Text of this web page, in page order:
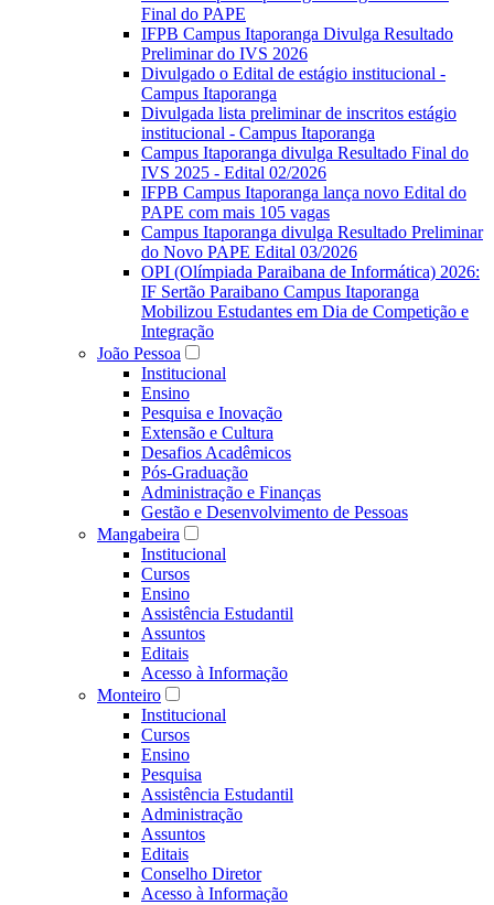
Final do PAPE
IFPB Campus Itaporanga Divulga Resultado
Preliminar do IVS 2026
Divulgado o Edital de estágio institucional -
Campus Itaporanga
Divulgada lista preliminar de inscritos estágio
institucional - Campus Itaporanga
Campus Itaporanga divulga Resultado Final do
IVS 2025 - Edital 02/2026
IFPB Campus Itaporanga lança novo Edital do
PAPE com mais 105 vagas
Campus Itaporanga divulga Resultado Preliminar
do Novo PAPE Edital 03/2026
OPI (Olímpiada Paraibana de Informática) 2026:
IF Sertão Paraibano Campus Itaporanga
Mobilizou Estudantes em Dia de Competição e
Integração
João Pessoa
Institucional
Ensino
Pesquisa e Inovação
Extensão e Cultura
Desafios Acadêmicos
Pós-Graduação
Administração e Finanças
Gestão e Desenvolvimento de Pessoas
Mangabeira
Institucional
Cursos
Ensino
Assistência Estudantil
Assuntos
Editais
Acesso à Informação
Monteiro
Institucional
Cursos
Ensino
Pesquisa
Assistência Estudantil
Administração
Assuntos
Editais
Conselho Diretor
Acesso à Informação